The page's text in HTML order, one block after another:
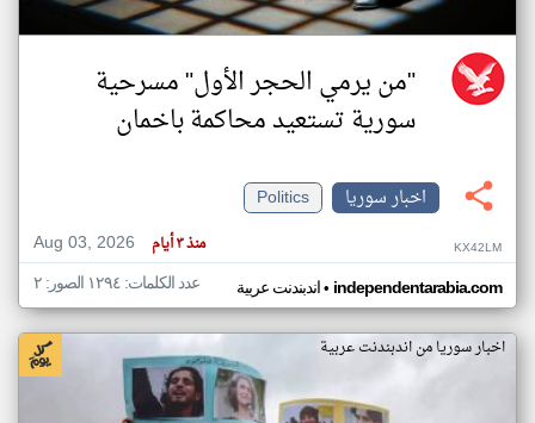
"من يرمي الحجر الأول" مسرحية
سورية تستعيد محاكمة باخمان
اخبار سوريا
Politics
Aug 03, 2026
منذ ٣ أيام KX42LM
اندبندنت عربية• independentarabia.com عدد الكلمات: ١٢٩٤ الصور: ٢
اخبار سوريا من اندبندنت عربية